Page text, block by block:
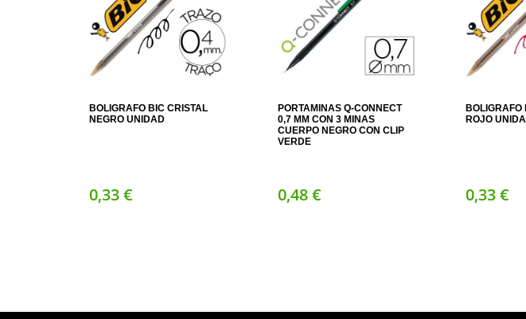
BOLIGRAFO BIC CRISTAL
NEGRO UNIDAD
0,33€
PORTAMINAS Q-CONNECT
0,7 MM CON 3 MINAS
CUERPO NEGRO CON CLIP
VERDE
0,48 €
BOLIGRAFO
ROJO
0,33€